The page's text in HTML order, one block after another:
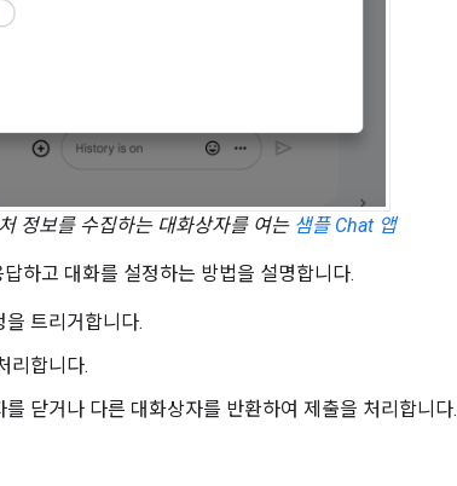
정보를 수집하는 대화상자를 여는 샘플 Chat 앱
하고 대화를 설정하는 방법을 설명합니다.
트리거합니다.
리합니다.
닫거나 다른 대화상자를 반환하여 제출을 처리합니다.